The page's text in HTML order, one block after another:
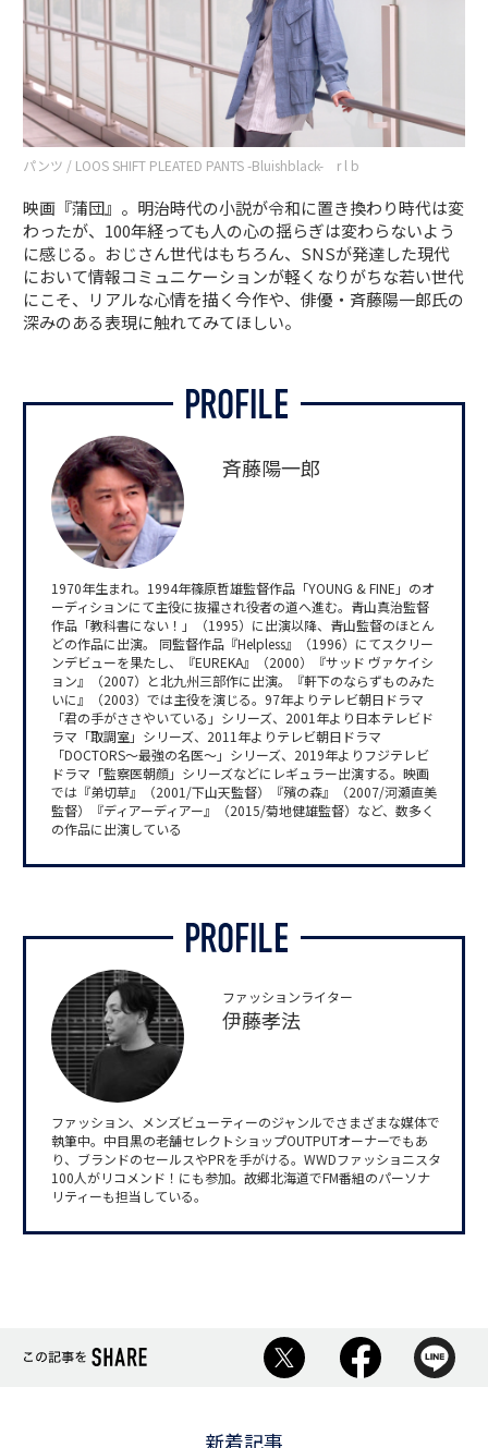
パンツ / LOOS SHIFT PLEATED PANTS -Bluishblack- r l b
映画『蒲団』。明治時代の小説が令和に置き換わり時代は変
わったが、100年経っても人の心の揺らぎは変わらないよう
に感じる。おじさん世代はもちろん、SNSが発達した現代
において情報コミュニケーションが軽くなりがちな若い世代
にこそ、リアルな心情を描く今作や、俳優・斉藤陽一郎氏の
深みのある表現に触れてみてほしい。
斉藤陽一郎
1970年生まれ。1994年篠原哲雄監督作品「YOUNG & FINE」のオ
ーディションにて主役に抜擢され役者の道へ進む。青山真治監督
作品「教科書にない！」（1995）に出演以降、青山監督のほとん
どの作品に出演。 同監督作品『Helpless』（1996）にてスクリー
ンデビューを果たし、『EUREKA』（2000）『サッド ヴァケイシ
ョン』（2007）と北九州三部作に出演。『軒下のならずものみた
いに』（2003）では主役を演じる。97年よりテレビ朝日ドラマ
「君の手がささやいている」シリーズ、2001年より日本テレビド
ラマ「取調室」シリーズ、2011年よりテレビ朝日ドラマ
「DOCTORS～最強の名医～」シリーズ、2019年よりフジテレビ
ドラマ「監察医朝顔」シリーズなどにレギュラー出演する。映画
では『弟切草』（2001/下山天監督）『殯の森』（2007/河瀬直美
監督）『ディアーディアー』（2015/菊地健雄監督）など、数多く
の作品に出演している
ファッションライター
伊藤孝法
ファッション、メンズビューティーのジャンルでさまざまな媒体で
執筆中。中目黒の老舗セレクトショップOUTPUTオーナーでもあ
り、ブランドのセールスやPRを手がける。WWDファッショニスタ
100人がリコメンド！にも参加。故郷北海道でFM番組のパーソナ
リティーも担当している。
新着記事